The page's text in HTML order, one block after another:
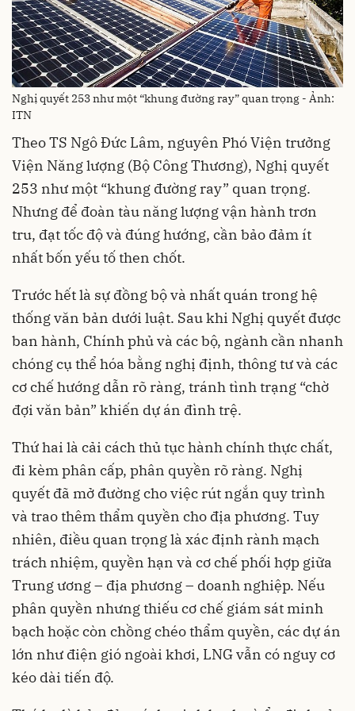
Nghị quyết 253 như một “khung đường ray” quan trọng - Ảnh:
ITN
Theo TS Ngô Đức Lâm, nguyên Phó Viện trưởng
Viện Năng lượng (Bộ Công Thương), Nghị quyết
253 như một “khung đường ray” quan trọng.
Nhưng để đoàn tàu năng lượng vận hành trơn
tru, đạt tốc độ và đúng hướng, cần bảo đảm ít
nhất bốn yếu tố then chốt.
Trước hết là sự đồng bộ và nhất quán trong hệ
thống văn bản dưới luật. Sau khi Nghị quyết được
ban hành, Chính phủ và các bộ, ngành cần nhanh
chóng cụ thể hóa bằng nghị định, thông tư và các
cơ chế hướng dẫn rõ ràng, tránh tình trạng “chờ
đợi văn bản” khiến dự án đình trệ.
Thứ hai là cải cách thủ tục hành chính thực chất,
đi kèm phân cấp, phân quyền rõ ràng. Nghị
quyết đã mở đường cho việc rút ngắn quy trình
và trao thêm thẩm quyền cho địa phương. Tuy
nhiên, điều quan trọng là xác định rành mạch
trách nhiệm, quyền hạn và cơ chế phối hợp giữa
Trung ương – địa phương – doanh nghiệp. Nếu
phân quyền nhưng thiếu cơ chế giám sát minh
bạch hoặc còn chồng chéo thẩm quyền, các dự án
lớn như điện gió ngoài khơi, LNG vẫn có nguy cơ
kéo dài tiến độ.